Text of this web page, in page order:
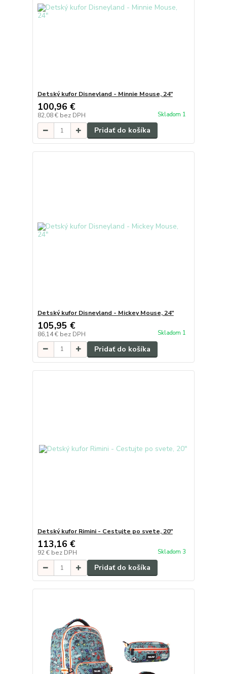
Detský kufor Disneyland - Minnie Mouse, 24"
100,96 €
82,08 € bez DPH Skladom 1
Pridať do košíka
Detský kufor Disneyland - Mickey Mouse, 24"
105,95 €
86,14 € bez DPH Skladom 1
Pridať do košíka
Detský kufor Rimini - Cestujte po svete, 20"
113,16 €
92 € bez DPH Skladom 3
Pridať do košíka